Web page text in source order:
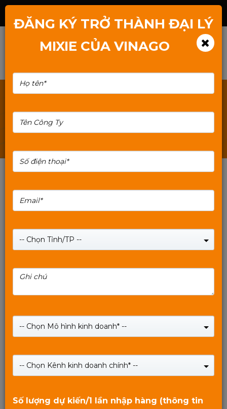
Giá:1,620,000₫
SHOP NOW
0
5
ĐĂNG KÝ TRỞ THÀNH ĐẠI LÝ
MIXIE CỦA VINAGO
-- Chọn Tỉnh/TP --
-- Chọn Mô hình kinh doanh* --
-- Chọn Kênh kinh doanh chính* --
Số lượng dự kiến/1 lần nhập hàng (thông tin